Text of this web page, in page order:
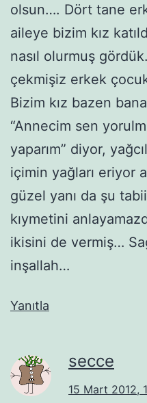
olsun…. Dört tane
aileye bizim kız
nasıl olurmuş
çekmişiz erkek
Bizim kız bazen
“Annecim sen
yaparım” diyor,
içimin yağları eriyor
güzel yanı da şu
kıymetini
ikisini de vermiş…
inşallah…
Yanıtla
secce
15 Mart 2012,